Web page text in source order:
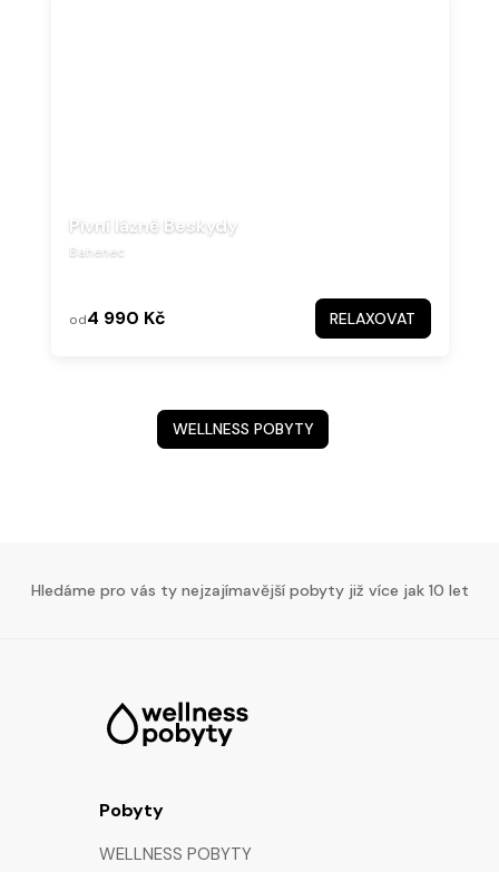
Pivní lázně Beskydy
Bahenec
od4 990 Kč RELAXOVAT
WELLNESS POBYTY
Hledáme pro vás ty nejzajímavější pobyty již více jak 10 let
Pobyty
WELLNESS POBYTY